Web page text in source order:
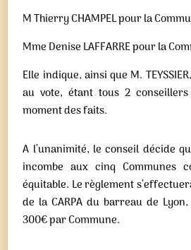
M Thierry CHAMPEL pour la
Mme Denise LAFFARRE pour la
Elle indique, ainsi que M.
au vote, étant tous 2
moment des faits.
A l’unanimité, le conseil décide
incombe aux cinq Communes
équitable. Le règlement
de la CARPA du barreau de
300€ par Commune.